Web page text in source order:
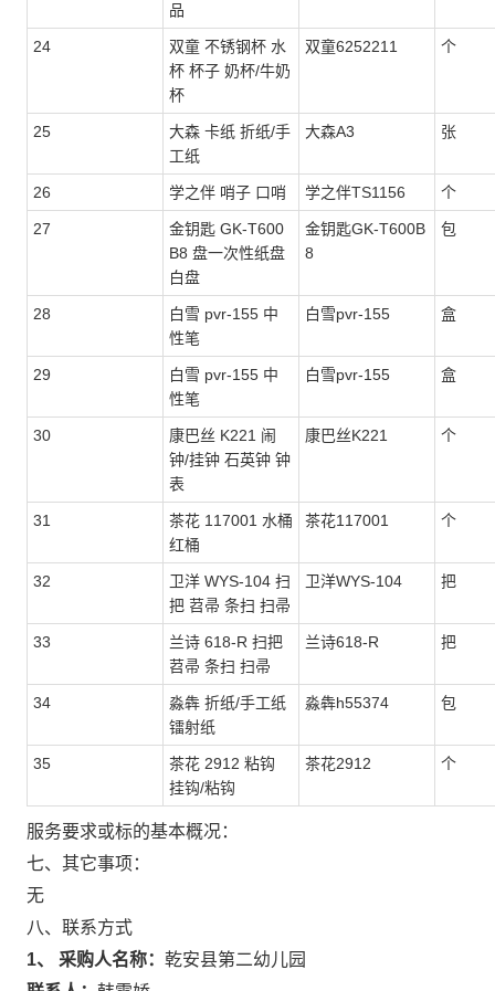
品
24
双童 不锈钢杯 水
杯 杯子 奶杯/牛奶
杯
双童6252211 个
25
大森 卡纸 折纸/手
工纸
大森A3 张
26 学之伴 哨子 口哨 学之伴TS1156 个
27
金钥匙 GK-T600
B8 盘一次性纸盘
白盘
金钥匙GK-T600B
8
包
28
白雪 pvr-155 中
性笔
白雪pvr-155 盒
29
白雪 pvr-155 中
性笔
白雪pvr-155 盒
30
康巴丝 K221 闹
钟/挂钟 石英钟 钟
表
康巴丝K221 个
31
茶花 117001 水桶
红桶
茶花117001 个
32
卫洋 WYS-104 扫
把 苕帚 条扫 扫帚
卫洋WYS-104 把
33
兰诗 618-R 扫把
苕帚 条扫 扫帚
兰诗618-R 把
34
淼犇 折纸/手工纸
镭射纸
淼犇h55374 包
35
茶花 2912 粘钩
挂钩/粘钩
茶花2912 个
服务要求或标的基本概况：
七、其它事项：
无
八、联系方式
1、 采购人名称： 乾安县第二幼儿园